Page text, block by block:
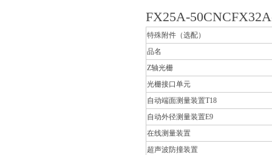
FX25A-
特殊附件（选配）
品名
Z轴光栅
光栅接口单元
自动端面测量装置T18
自动外径测量装置E9
在线测量装置
超声波防撞装置